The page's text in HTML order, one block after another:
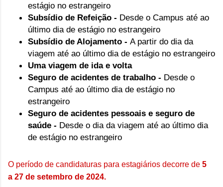
estágio no estrangeiro
Subsídio de Refeição - Desde o Campus até ao
último dia de estágio no estrangeiro
Subsídio de Alojamento - A partir do dia da
viagem até ao último dia de estágio no estrangeiro
Uma viagem de ida e volta
Seguro de acidentes de trabalho - Desde o
Campus até ao último dia de estágio no
estrangeiro
Seguro de acidentes pessoais e seguro de
saúde - Desde o dia da viagem até ao último dia
de estágio no estrangeiro
O período de candidaturas para estagiários decorre de 5
a 27 de setembro de 2024.